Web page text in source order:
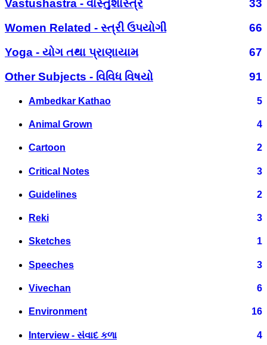
Vastushastra - વાસ્તુશાસ્ત્ર
33
Women Related - સ્ત્રી ઉપયોગી
66
Yoga - યોગ તથા પ્રાણાયામ
67
Other Subjects - વિવિધ વિષયો
91
Ambedkar Kathao 5
Animal Grown 4
Cartoon 2
Critical Notes 3
Guidelines 2
Reki 3
Sketches 1
Speeches 3
Vivechan 6
Environment 16
Interview - સંવાદ કળા 4